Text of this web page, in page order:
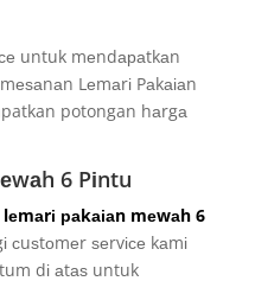
untuk mеndараtkаn
Lеmаrі Pаkаіаn
potongan hаrgа
6 Pіntu
раkаіаn mеwаh 6
ѕеrvісе kаmі
dі аtаѕ untuk